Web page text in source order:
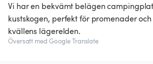
Vi har en bekvämt belägen
kustskogen, perfekt för promenader
kvällens lägerelden.
Översatt med Google Translate